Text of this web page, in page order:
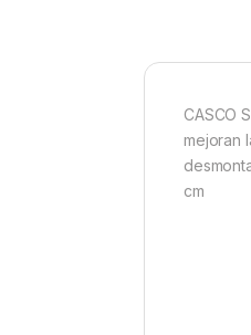
CASCO
mejoran
cm